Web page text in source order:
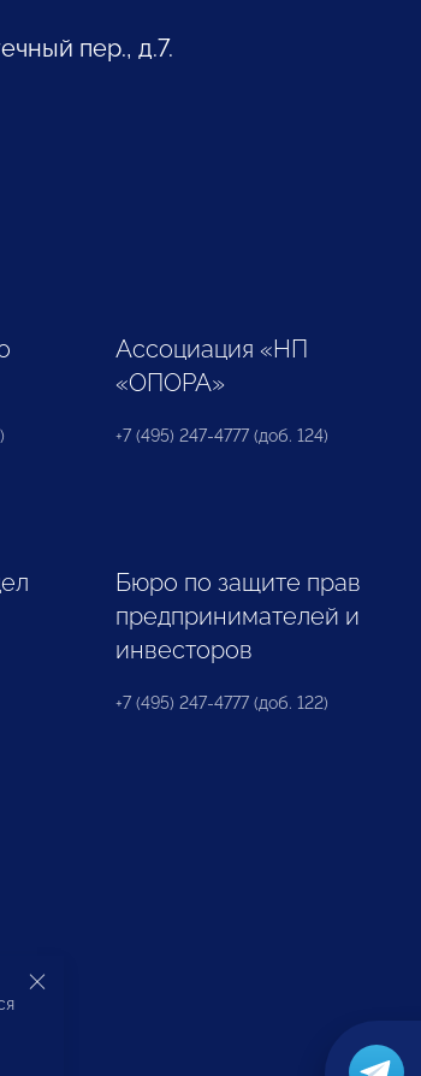
пер., д.7.
Ассоциация «НП
«ОПОРА»
+7 (495) 247-4777 (доб. 124)
Бюро по защите прав
предпринимателей и
инвесторов
+7 (495) 247-4777 (доб. 122)